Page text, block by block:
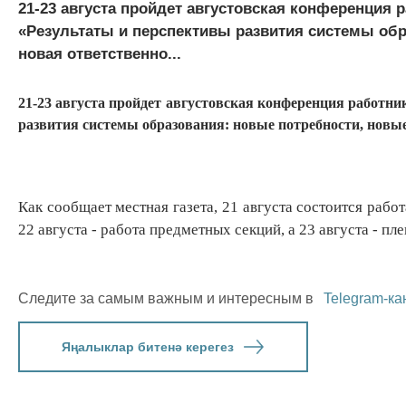
21-23 августа пройдет августовская
«Результаты и перспективы развития системы
новая ответственно...
21-23 августа пройдет августовская конференция
развития системы образования: новые потребности,
Как сообщает местная газета, 21 августа состоится
22 августа - работа предметных секций, а 23 августа -
Следите за самым важным и интересным в Telegram-
Яңалыклар битенә керегез